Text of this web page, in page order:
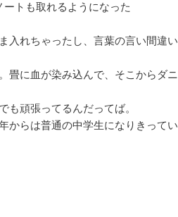
トも取れるようになった
入れちゃったし、言葉の言い間違い
畳に血が染み込んで、そこからダニ
も頑張ってるんだってば。
からは普通の中学生になりきってい